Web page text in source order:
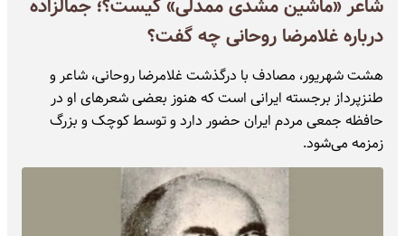
شاعر «ماشین مشدی ممدلی» کیست؟؛ جمالزاده
درباره غلامرضا روحانی چه گفت؟
هشت شهریور، مصادف با درگذشت غلامرضا روحانی، شاعر و
طنزپرداز برجسته ایرانی است که هنوز بعضی شعرهای او در
حافظه جمعی مردم ایران حضور دارد و توسط کوچک و بزرگ
زمزمه می‌شود.